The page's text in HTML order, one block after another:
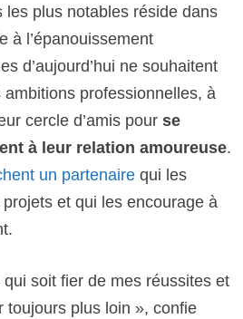
les plus notables réside dans
à l’épanouissement
d’aujourd’hui ne souhaitent
professionnelles, à
cercle d’amis pour se
à leur relation amoureuse.
un partenairequi les
et qui les encourage à
soit fier de mes réussites et
toujours plus loin », confie